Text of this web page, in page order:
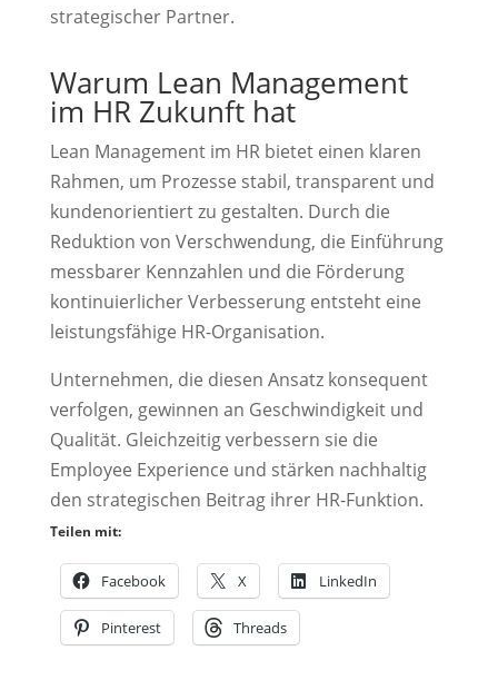
strategischer Partner.
Warum Lean Management
im HR Zukunft hat
Lean Management im HR bietet einen klaren
Rahmen, um Prozesse stabil, transparent und
kundenorientiert zu gestalten. Durch die
Reduktion von Verschwendung, die Einführung
messbarer Kennzahlen und die Förderung
kontinuierlicher Verbesserung entsteht eine
leistungsfähige HR-Organisation.
Unternehmen, die diesen Ansatz konsequent
verfolgen, gewinnen an Geschwindigkeit und
Qualität. Gleichzeitig verbessern sie die
Employee Experience und stärken nachhaltig
den strategischen Beitrag ihrer HR-Funktion.
Teilen mit:
Facebook X LinkedIn
Pinterest Threads